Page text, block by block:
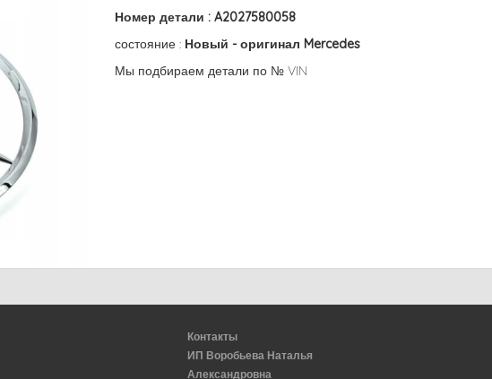
Номер детали : A2027580058
состояние : Новый - оригинал Mercedes
Мы подбираем детали по № VIN
Контакты
ИП Воробьева Наталья
Александровна